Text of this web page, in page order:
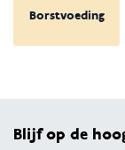
Borstvoeding
Blijf op de